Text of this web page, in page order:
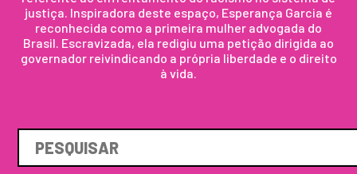
justiça. Inspiradora deste espaço, Esperança Garcia é
reconhecida como a primeira mulher advogada do
Brasil. Escravizada, ela redigiu uma petição dirigida ao
governador reivindicando a própria liberdade e o direito
à vida.